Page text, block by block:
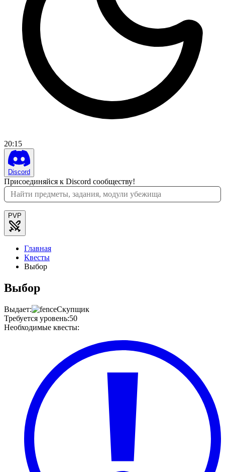
20:15
Discord
Присоединяйся к Discord сообществу!
PVP
Главная
Квесты
Выбор
Выбор
Выдает:
Скупщик
Требуется уровень:50
Необходимые квесты: